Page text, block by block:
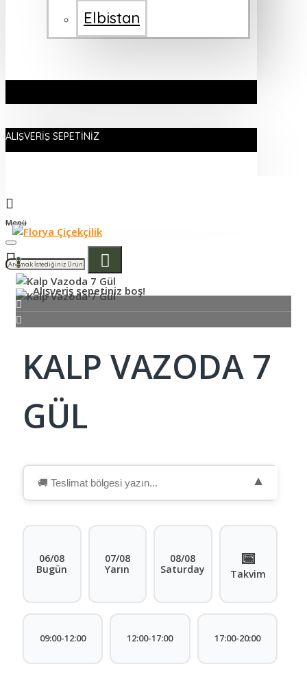
Elbistan
ALIŞVERIŞ SEPETINIZ
Menü
0
Alışveriş sepetiniz boş!
KALP VAZODA 7
GÜL
▼
06/08
Bugün
07/08
Yarın
08/08
Saturday
📅
Takvim
09:00-12:00 12:00-17:00 17:00-20:00